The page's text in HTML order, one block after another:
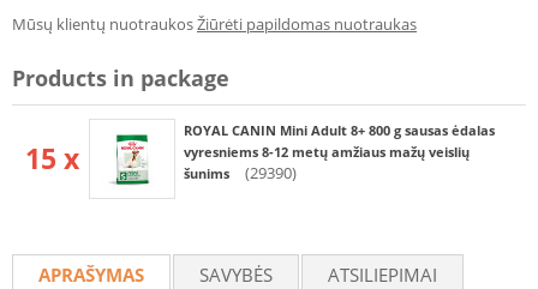
Mūsų klientų nuotraukosŽiūrėti papildomas nuotraukas
Products in package
15 x
ROYAL CANIN Mini Adult 8+ 800 g sausas ėdalas
vyresniems 8-12 metų amžiaus mažų veislių
šunims
(29390)
APRAŠYMAS SAVYBĖS
ATSILIEPIMAI